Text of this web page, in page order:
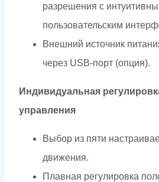
разрешения с
пользовательским
Внешний источник
через USB-порт (опция).
Индивидуальная
управления
Выбор из пяти
движения.
Плавная регулировка